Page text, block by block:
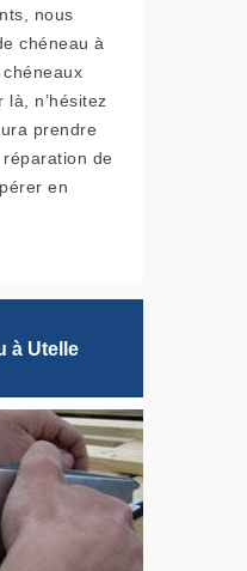
nous
chéneau à
n’hésitez
prendre
de
en
à Utelle